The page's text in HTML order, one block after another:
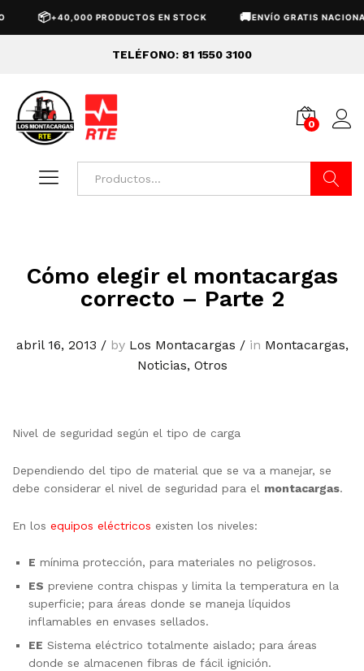
📦+40,000 PRODUCTOS EN STOCK 🚚ENVÍO GRATIS NACIONAL
TELÉFONO: 81 1550 3100
0
Cómo elegir el montacargas
correcto – Parte 2
abril 16, 2013 /by Los Montacargas /in Montacargas,
Noticias, Otros
Nivel de seguridad según el tipo de carga
Dependiendo del tipo de material que se va a manejar, se
debe considerar el nivel de seguridad para el montacargas.
En los equipos eléctricos existen los niveles:
E mínima protección, para materiales no peligrosos.
ES previene contra chispas y limita la temperatura en la
superficie; para áreas donde se maneja líquidos
inflamables en envases sellados.
EE Sistema eléctrico totalmente aislado; para áreas
donde se almacenen fibras de fácil ignición.